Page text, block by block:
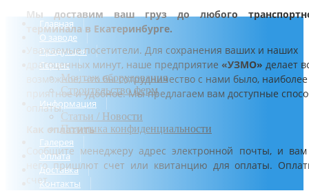
Главная
О заводе
Продукция
Сервис
Монтаж оборудования
Строительство ферм
Информация
Статьи / Новости
Политика конфиденциальности
Галерея
Оплата
Доставка
Контакты
Мы доставим ваш груз до любого
терминала в Екатеринбурге.
Уважаемые посетители. Для сохранения ваших и наших
драгоценных минут, наше предприятие «УЗМО» делает
возможное, что бы сотрудничество с нами было, наиболее
приятное и удобное. Мы предлагаем вам доступные
оплаты.
Как оплатить
Сообщите менеджеру адрес электронной почты, и
него пришлют счет или квитанцию для оплаты.
счет.